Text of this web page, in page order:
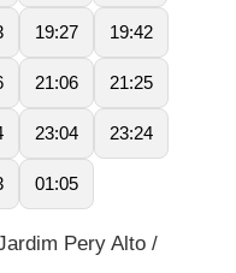
19:27 19:42
21:06 21:25
23:04 23:24
01:05
Pery Alto /